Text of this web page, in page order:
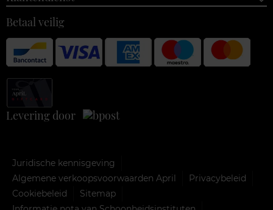
Betaal veilig
Levering door
Juridische kennisgeving
Algemene verkoopsvoorwaarden April
Privacybeleid
Cookiebeleid
Sitemap